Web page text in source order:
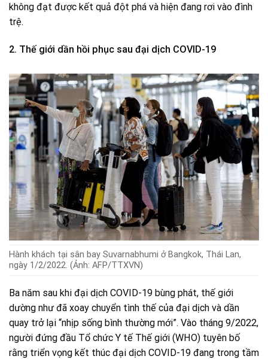
không đạt được kết quả đột phá và hiện đang rơi vào đình
trệ.
2. Thế giới dần hồi phục sau đại dịch COVID-19
Hành khách tại sân bay Suvarnabhumi ở Bangkok, Thái Lan,
ngày 1/2/2022. (Ảnh: AFP/TTXVN)
Ba năm sau khi đại dịch COVID-19 bùng phát, thế giới
dường như đã xoay chuyển tình thế của đại dịch và dần
quay trở lại “nhịp sống bình thường mới”. Vào tháng 9/2022,
người đứng đầu Tổ chức Y tế Thế giới (WHO) tuyên bố
rằng triển vọng kết thúc đại dịch COVID-19 đang trong tầm